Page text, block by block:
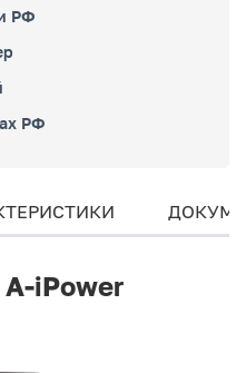
РФ
РФ
A-iPower